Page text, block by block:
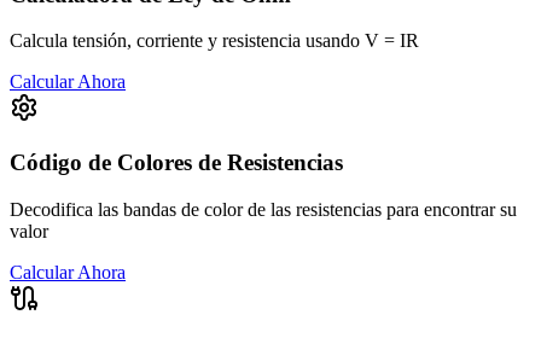
Calcula tensión, corriente y resistencia usando V = IR
Calcular Ahora
Código de Colores de Resistencias
Decodifica las bandas de color de las resistencias para encontrar su
valor
Calcular Ahora